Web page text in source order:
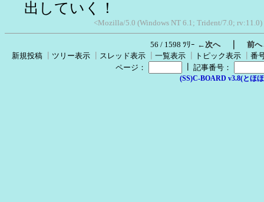
出していく！
<Mozilla/5.0 (Windows NT 6.1; Trident/7.0;
56 / 1598 ﾂﾘｰ ←次へ｜ 前
新規投稿
ツリー表示 スレッド表示 一覧表示 トピック表示
番
ページ：
記事番号：
(SS)C-BOARD v3.8(とほ